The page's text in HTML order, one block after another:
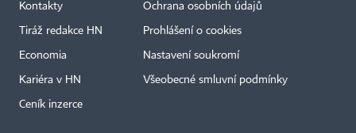
Kontakty
Tiráž redakce HN
Economia
Kariéra v HN
Ceník inzerce
Ochrana osobních údajů
Prohlášení o cookies
Nastavení soukromí
Všeobecné smluvní podmínky